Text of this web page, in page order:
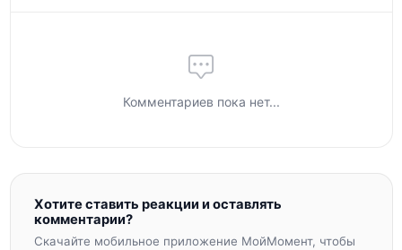
Комментариев пока нет...
Хотите ставить реакции и оставлять
комментарии?
Скачайте мобильное приложение МойМомент, чтобы